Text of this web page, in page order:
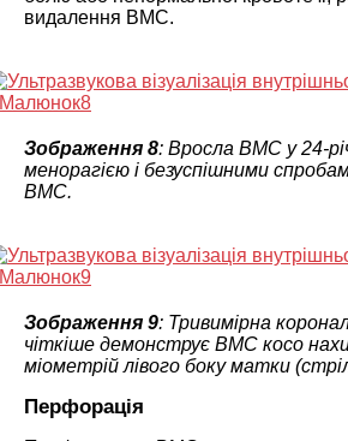
видалення ВМС.
Зображення 8: Вросла ВМС у 24-
менорагією і безуспішними
ВМС.
Зображення 9: Тривимірна
чіткіше демонструє ВМС косо
міометрій лівого боку матки
Перфорація